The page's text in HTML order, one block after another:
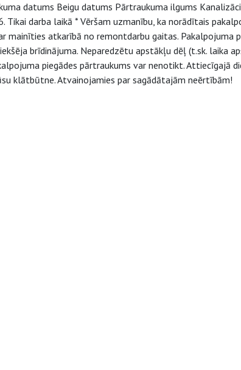
datums Beigu datums Pārtraukuma ilgums
darba laikā * Vēršam uzmanību, ka norādītais
mainīties atkarībā no remontdarbu gaitas. Pakalpojuma
brīdinājuma. Neparedzētu apstākļu dēļ (t.sk. laika
piegādes pārtraukums var nenotikt. Attiecīgajā
klātbūtne. Atvainojamies par sagādātajām neērtībām!